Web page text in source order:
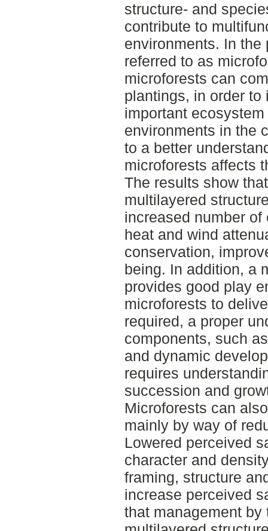
structure- and
contribute to
environments. In the
referred to as
microforests can
plantings, in order
important
environments in the
to a better
microforests affects
The results show
multilayered
increased number
heat and wind
conservation,
being. In addition, a
provides good play
microforests to
required, a proper
components, such
and dynamic
requires
succession and
Microforests can
mainly by way of
Lowered perceived
character and
framing, structure
increase perceived
that management